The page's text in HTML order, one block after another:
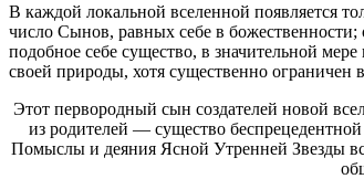
В каждой локальной вселенной появляется
число Сынов, равных себе в
подобное себе существо, в значительной
своей природы, хотя существенно ограничен
Этот первородный сын создателей новой
из родителей — существо
Помыслы и деяния Ясной Утренней Звезды